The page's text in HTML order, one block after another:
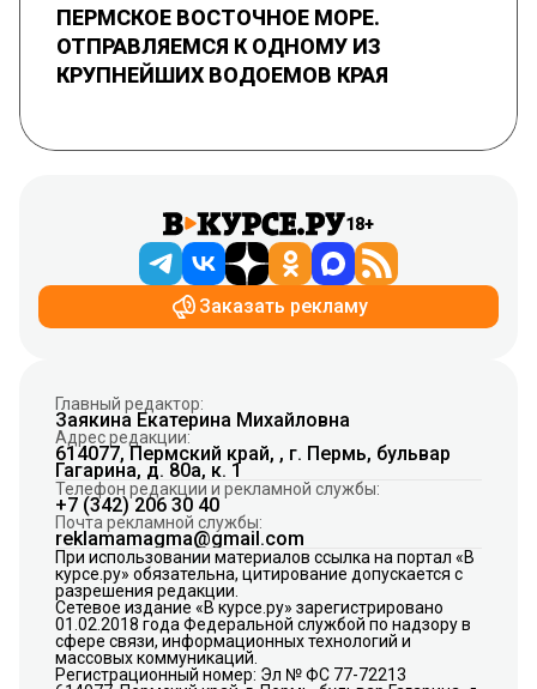
ПЕРМСКОЕ ВОСТОЧНОЕ МОРЕ.
ОТПРАВЛЯЕМСЯ К ОДНОМУ ИЗ
КРУПНЕЙШИХ ВОДОЕМОВ КРАЯ
18+
Заказать рекламу
Главный редактор:
Заякина Екатерина Михайловна
Адрес редакции:
614077, Пермский край, , г. Пермь, бульвар
Гагарина, д. 80а, к. 1
Телефон редакции и рекламной службы:
+7 (342) 206 30 40
Почта рекламной службы:
reklamamagma@gmail.com
При использовании материалов ссылка на портал «В
курсе.ру» обязательна, цитирование допускается с
разрешения редакции.
Сетевое издание «В курсе.ру» зарегистрировано
01.02.2018 года Федеральной службой по надзору в
сфере связи, информационных технологий и
массовых коммуникаций.
Регистрационный номер: Эл № ФС 77-72213